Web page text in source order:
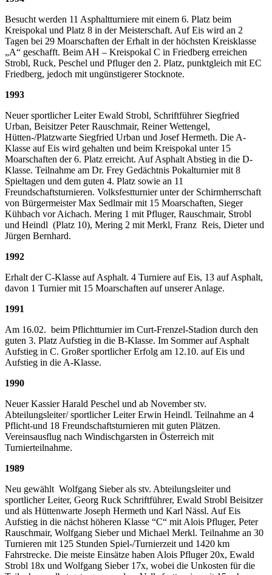
Besucht werden 11 Asphaltturniere mit einem 6. Platz beim
Kreispokal und Platz 8 in der Meisterschaft. Auf Eis wird an 2
Tagen bei 29 Moarschaften der Erhalt in der höchsten Kreisklasse
„A“ geschafft. Beim AH – Kreispokal C in Friedberg erreichen
Strobl, Ruck, Peschel und Pfluger den 2. Platz, punktgleich mit EC
Friedberg, jedoch mit ungünstigerer Stocknote.
1993
Neuer sportlicher Leiter Ewald Strobl, Schriftführer Siegfried
Urban, Beisitzer Peter Rauschmair, Reiner Wettengel,
Hütten-/Platzwarte Siegfried Urban und Josef Hermeth. Die A-
Klasse auf Eis wird gehalten und beim Kreispokal unter 15
Moarschaften der 6. Platz erreicht. Auf Asphalt Abstieg in die D-
Klasse. Teilnahme am Dr. Frey Gedächtnis Pokalturnier mit 8
Spieltagen und dem guten 4. Platz sowie an 11
Freundschaftsturnieren. Volksfestturnier unter der Schirmherrschaft
von Bürgermeister Max Sedlmair mit 15 Moarschaften, Sieger
Kühbach vor Aichach. Mering 1 mit Pfluger, Rauschmair, Strobl
und Heindl (Platz 10), Mering 2 mit Merkl, Franz Reis, Dieter und
Jürgen Bernhard.
1992
Erhalt der C-Klasse auf Asphalt. 4 Turniere auf Eis, 13 auf Asphalt,
davon 1 Turnier mit 15 Moarschaften auf unserer Anlage.
1991
Am 16.02. beim Pflichtturnier im Curt-Frenzel-Stadion durch den
guten 3. Platz Aufstieg in die B-Klasse. Im Sommer auf Asphalt
Aufstieg in C. Großer sportlicher Erfolg am 12.10. auf Eis und
Aufstieg in die A-Klasse.
1990
Neuer Kassier Harald Peschel und ab November stv.
Abteilungsleiter/ sportlicher Leiter Erwin Heindl. Teilnahme an 4
Pflicht-und 18 Freundschaftsturnieren mit guten Plätzen.
Vereinsausflug nach Windischgarsten in Österreich mit
Turnierteilnahme.
1989
Neu gewählt Wolfgang Sieber als stv. Abteilungsleiter und
sportlicher Leiter, Georg Ruck Schriftführer, Ewald Strobl Beisitzer
und als Hüttenwarte Joseph Hermeth und Karl Nässl. Auf Eis
Aufstieg in die nächst höheren Klasse “C“ mit Alois Pfluger, Peter
Rauschmair, Wolfgang Sieber und Michael Merkl. Teilnahme an 30
Turnieren mit 125 Stunden Spiel-/Turnierzeit und 1420 km
Fahrstrecke. Die meiste Einsätze haben Alois Pfluger 20x, Ewald
Strobl 18x und Wolfgang Sieber 17x, wobei die Unkosten für die